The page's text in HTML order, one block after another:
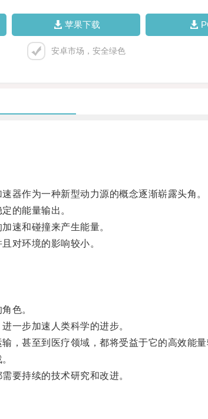
苹果下载
安卓市场，安全绿色
作为一种新型动力源的概念逐渐崭露头角。
的能量输出。
速和碰撞来产生能量。
对环境的影响较小。
色。
一步加速人类科学的进步。
甚至到医疗领域，都将受益于它的高效能
要持续的技术研究和改进。